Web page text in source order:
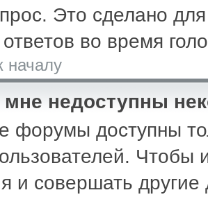
Это сделано
во время
началу
мне недоступны
форумы доступны
Чтобы
и совершать